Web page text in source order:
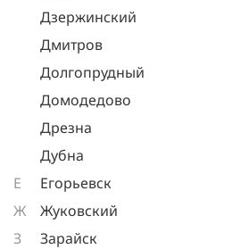
Дзержинский
Дмитров
Долгопрудный
Домодедово
Дрезна
Дубна
Е
Егорьевск
Ж
Жуковский
З
Зарайск